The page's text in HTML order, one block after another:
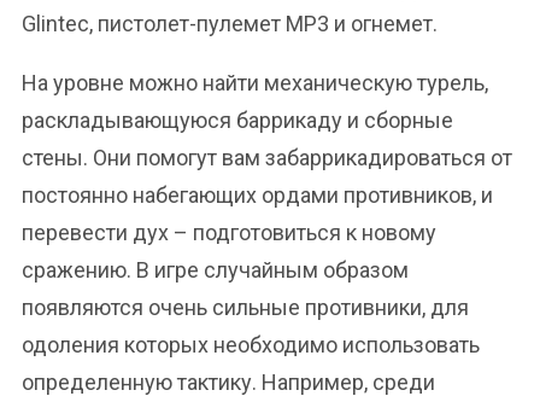
Glintec, пистолет-пулемет MP3 и огнемет.
На уровне можно найти механическую турель,
раскладывающуюся баррикаду и сборные
стены. Они помогут вам забаррикадироваться от
постоянно набегающих ордами противников, и
перевести дух – подготовиться к новому
сражению. В игре случайным образом
появляются очень сильные противники, для
одоления которых необходимо использовать
определенную тактику. Например, среди